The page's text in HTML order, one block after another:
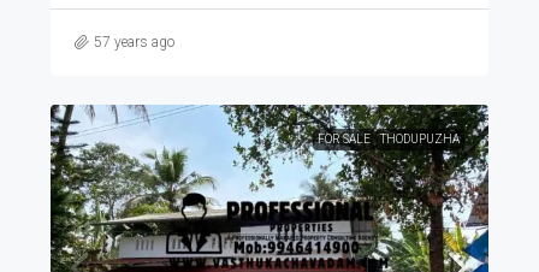
57 years ago
FOR SALE THODUPUZHA